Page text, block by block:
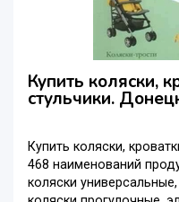
Купить коляски,
стульчики.
Купить коляски,
468 наименований
коляски